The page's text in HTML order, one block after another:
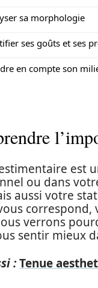
sa morphologie
ses goûts et ses
en compte son
est
ou dans
aussi votre
correspond,
verrons
sentir mieux
:Tenue